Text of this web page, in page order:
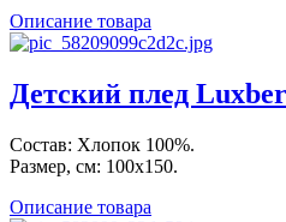
Описание товара
Детский плед
Состав: Хлопок 100%.
Размер, см: 100х150.
Описание товара